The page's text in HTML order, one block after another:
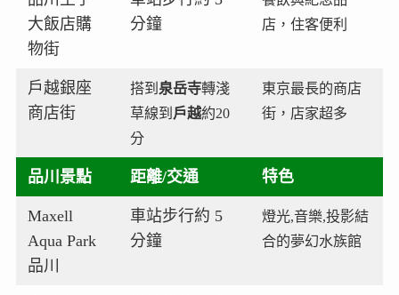
大飯店購
物街
分鐘
店，住客便利
戶越銀座
商店街
搭到 泉岳寺轉淺
草線到 戶越約20
分
東京最長的商店
街，店家超多
品川景點 距離/交通 特色
Maxell
Aqua Park
品川
車站步行約 5
分鐘
燈光,音樂,投影結
合的夢幻水族館